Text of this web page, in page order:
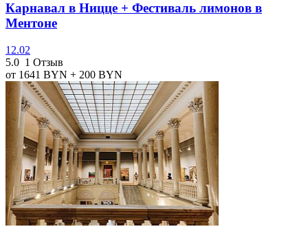
Карнавал в Ницце + Фестиваль лимонов в
Ментоне
12.02
5.0 1 Отзыв
от 1641 BYN + 200 BYN